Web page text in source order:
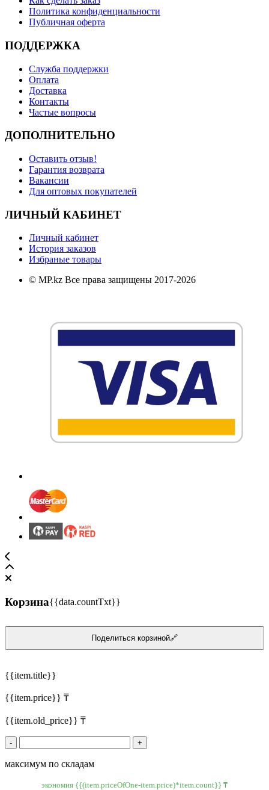
Политика конфиденциальности
Публичная оферта
ПОДДЕРЖКА
Служба поддержки
Оплата
Доставка
Контакты
Частые вопросы
ДОПОЛНИТЕЛЬНО
Оставить отзыв!
Гарантия возврата
Вакансии
Для оптовых покупателей
ЛИЧНЫЙ КАБИНЕТ
Личный кабинет
История заказов
Избраные товары
© MP.kz Все права защищены 2017-2026
Корзина{{data.countTxt}}
Поделиться корзиной🔗
{{item.title}}
{{item.price}} ₸
{{item.old_price}} ₸
- +
максимум по складам
экономия {{(item.priceOfOne-item.price)*item.count}} ₸